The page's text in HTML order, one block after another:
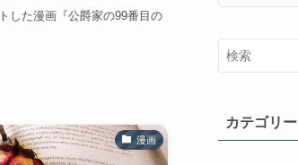
した漫画『公爵家の99番目の
漫画
カテゴリー